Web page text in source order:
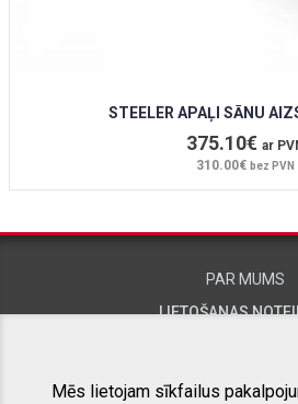
STEELER APAĻI SĀNU
375.10€ ar
310.00€ bez PVN
PAR MUMS
LIETOŠANAS
Mēs lietojam sīkfailus